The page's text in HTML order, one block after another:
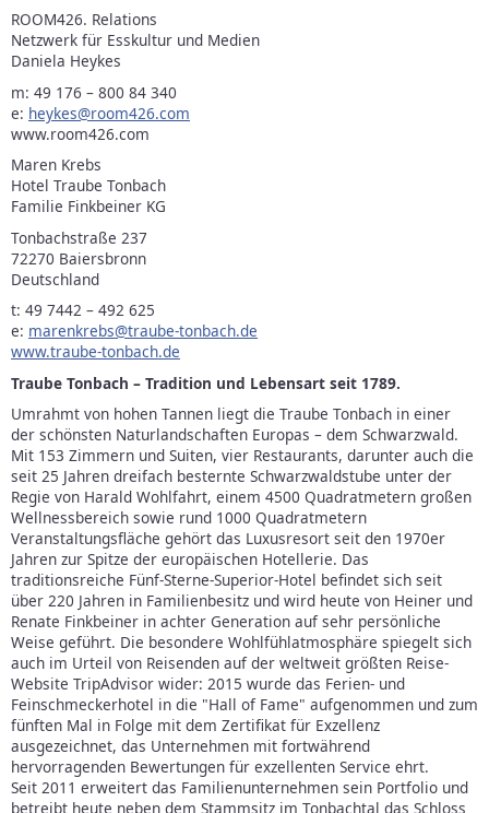
ROOM426. Relations
Netzwerk für Esskultur und Medien
Daniela Heykes
m: 49 176 – 800 84 340
e: heykes@room426.com
www.room426.com
Maren Krebs
Hotel Traube Tonbach
Familie Finkbeiner KG
Tonbachstraße 237
72270 Baiersbronn
Deutschland
t: 49 7442 – 492 625
e: marenkrebs@traube-tonbach.de
www.traube-tonbach.de
Traube Tonbach – Tradition und Lebensart seit 1789.
Umrahmt von hohen Tannen liegt die Traube Tonbach in einer
der schönsten Naturlandschaften Europas – dem Schwarzwald.
Mit 153 Zimmern und Suiten, vier Restaurants, darunter auch die
seit 25 Jahren dreifach besternte Schwarzwaldstube unter der
Regie von Harald Wohlfahrt, einem 4500 Quadratmetern großen
Wellnessbereich sowie rund 1000 Quadratmetern
Veranstaltungsfläche gehört das Luxusresort seit den 1970er
Jahren zur Spitze der europäischen Hotellerie. Das
traditionsreiche Fünf-Sterne-Superior-Hotel befindet sich seit
über 220 Jahren in Familienbesitz und wird heute von Heiner und
Renate Finkbeiner in achter Generation auf sehr persönliche
Weise geführt. Die besondere Wohlfühlatmosphäre spiegelt sich
auch im Urteil von Reisenden auf der weltweit größten Reise-
Website TripAdvisor wider: 2015 wurde das Ferien- und
Feinschmeckerhotel in die "Hall of Fame" aufgenommen und zum
fünften Mal in Folge mit dem Zertifikat für Exzellenz
ausgezeichnet, das Unternehmen mit fortwährend
hervorragenden Bewertungen für exzellenten Service ehrt.
Seit 2011 erweitert das Familienunternehmen sein Portfolio und
betreibt heute neben dem Stammsitz im Tonbachtal das Schloss